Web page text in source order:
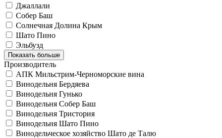
Джаллали
Собер Баш
Солнечная Долина Крым
Шато Пино
Эльбузд
Показать больше
Производитель
АПК Мильстрим-Черноморские вина
Винодельня Бердяева
Винодельня Гунько
Винодельня Собер Баш
Винодельня Тристория
Винодельня Шато Пино
Винодельческое хозяйство Шато де Талю